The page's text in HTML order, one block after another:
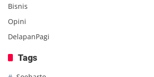
Bisnis
Opini
DelapanPagi
Tags